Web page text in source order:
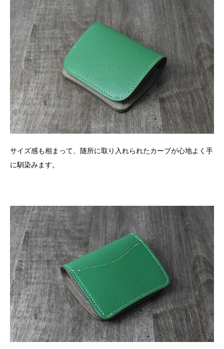
サイズ感も相まって、随所に取り入れられたカーブが心地よく手
に馴染みます。